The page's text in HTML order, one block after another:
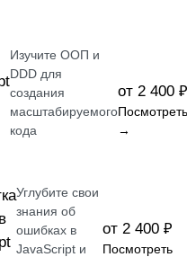
Изучите ООП и
DDD для
создания
масштабируемого
кода
от 2 400 ₽
Посмотреть
→
Углубите свои
знания об
ошибках в
JavaScript и
от 2 400 ₽
Посмотреть